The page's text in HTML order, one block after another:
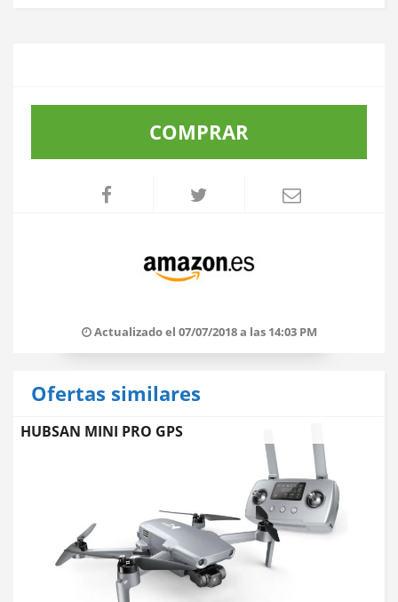
COMPRAR
Actualizado el 07/07/2018 a las 14:03 PM
Ofertas similares
HUBSAN MINI PRO GPS